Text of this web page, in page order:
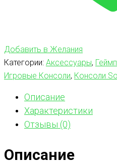
Добавить в Желания
Категории: Аксессуары,
Игровые Консоли, Консоли
Описание
Характеристики
Отзывы (0)
Описание